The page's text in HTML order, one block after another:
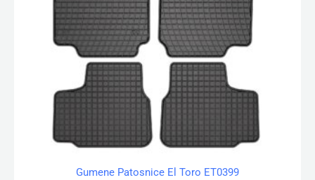
Gumene Patosnice El Toro ET0399